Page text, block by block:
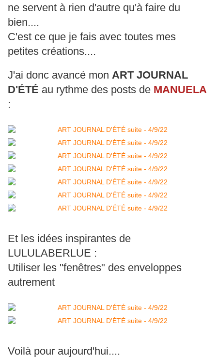
ne servent à rien d'autre qu'à faire du
bien....
C'est ce que je fais avec toutes mes
petites créations....
J'ai donc avancé mon ART JOURNAL
D'ÉTÉ au rythme des posts de MANUELA
:
Et les idées inspirantes de
LULULABERLUE :
Utiliser les "fenêtres" des enveloppes
autrement
Voilà pour aujourd'hui....